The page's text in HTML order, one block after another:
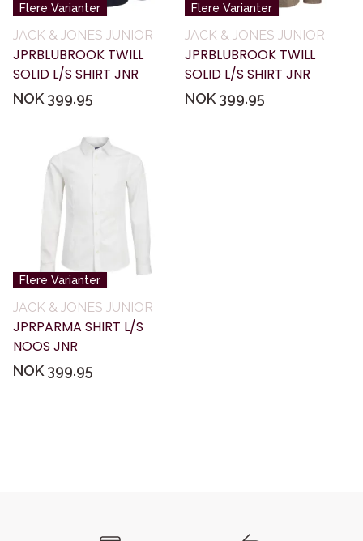
Flere Varianter
JACK & JONES JUNIOR
JPRBLUBROOK TWILL
SOLID L/S SHIRT JNR
NOK 399.95
Flere Varianter
JACK & JONES JUNIOR
JPRBLUBROOK TWILL
SOLID L/S SHIRT JNR
NOK 399.95
Flere Varianter
JACK & JONES JUNIOR
JPRPARMA SHIRT L/S
NOOS JNR
NOK 399.95